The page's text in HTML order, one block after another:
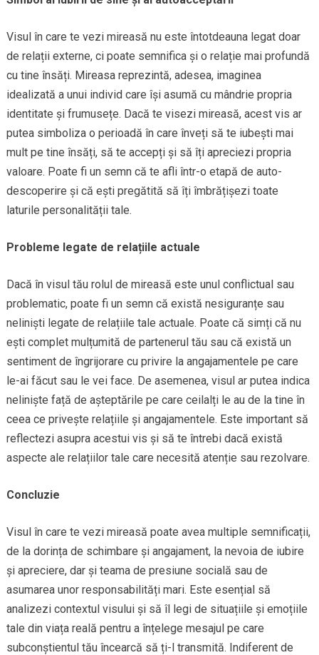
Visul în care te vezi mireasă nu este întotdeauna legat doar
de relații externe, ci poate semnifica și o relație mai profundă
cu tine însăți. Mireasa reprezintă, adesea, imaginea
idealizată a unui individ care își asumă cu mândrie propria
identitate și frumusețe. Dacă te visezi mireasă, acest vis ar
putea simboliza o perioadă în care înveți să te iubești mai
mult pe tine însăți, să te accepți și să îți apreciezi propria
valoare. Poate fi un semn că te afli într-o etapă de auto-
descoperire și că ești pregătită să îți îmbrățișezi toate
laturile personalității tale.
Probleme legate de relațiile actuale
Dacă în visul tău rolul de mireasă este unul conflictual sau
problematic, poate fi un semn că există nesiguranțe sau
neliniști legate de relațiile tale actuale. Poate că simți că nu
ești complet mulțumită de partenerul tău sau că există un
sentiment de îngrijorare cu privire la angajamentele pe care
le-ai făcut sau le vei face. De asemenea, visul ar putea indica
neliniște față de așteptările pe care ceilalți le au de la tine în
ceea ce privește relațiile și angajamentele. Este important să
reflectezi asupra acestui vis și să te întrebi dacă există
aspecte ale relațiilor tale care necesită atenție sau rezolvare.
Concluzie
Visul în care te vezi mireasă poate avea multiple semnificații,
de la dorința de schimbare și angajament, la nevoia de iubire
și apreciere, dar și teama de presiune socială sau de
asumarea unor responsabilități mari. Este esențial să
analizezi contextul visului și să îl legi de situațiile și emoțiile
tale din viața reală pentru a înțelege mesajul pe care
subconștientul tău încearcă să ți-l transmită. Indiferent de